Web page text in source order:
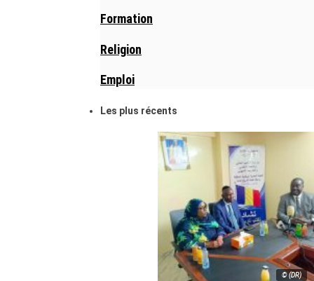
Formation
Religion
Emploi
Les plus récents
© (DR)